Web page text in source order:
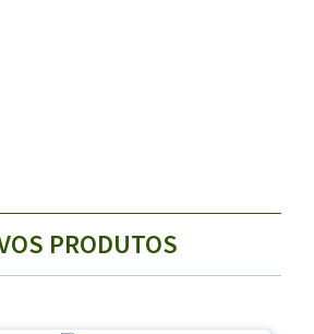
PRODUTOS